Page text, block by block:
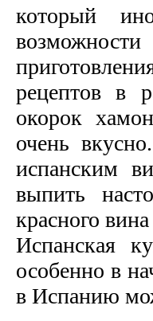
который
рецептов в
окорок
очень
испанским
выпить
красного
Испанская
особенно в
в Испанию